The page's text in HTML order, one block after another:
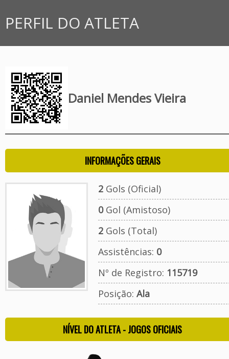
PERFIL DO ATLETA
Daniel Mendes Vieira
INFORMAÇÕES GERAIS
2Gols (Oficial)
0Gol (Amistoso)
2Gols (Total)
Assistências: 0
Nº de Registro: 115719
Posição: Ala
NÍVEL DO ATLETA - JOGOS OFICIAIS